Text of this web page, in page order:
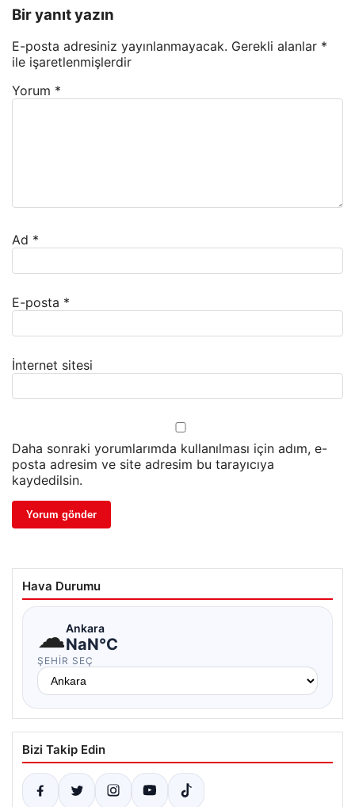
Bir yanıt yazın
E-posta adresiniz yayınlanmayacak. Gerekli alanlar *
ile işaretlenmişlerdir
Yorum *
Ad *
E-posta *
İnternet sitesi
Daha sonraki yorumlarımda kullanılması için adım, e-
posta adresim ve site adresim bu tarayıcıya
kaydedilsin.
Hava Durumu
☁Ankara
NaN°C
ŞEHIR SEÇ
Bizi Takip Edin